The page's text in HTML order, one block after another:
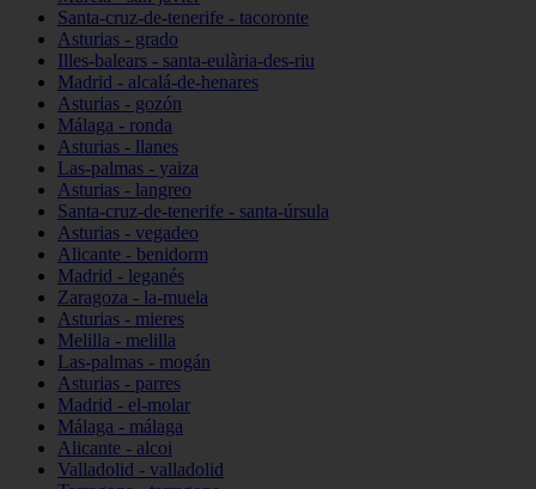
Santa-cruz-de-tenerife - tacoronte
Asturias - grado
Illes-balears - santa-eulària-des-riu
Madrid - alcalá-de-henares
Asturias - gozón
Málaga - ronda
Asturias - llanes
Las-palmas - yaiza
Asturias - langreo
Santa-cruz-de-tenerife - santa-úrsula
Asturias - vegadeo
Alicante - benidorm
Madrid - leganés
Zaragoza - la-muela
Asturias - mieres
Melilla - melilla
Las-palmas - mogán
Asturias - parres
Madrid - el-molar
Málaga - málaga
Alicante - alcoi
Valladolid - valladolid